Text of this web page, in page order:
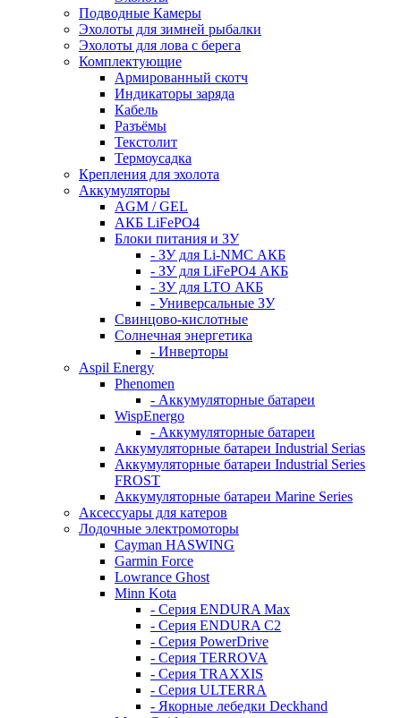
Подводные Камеры
Эхолоты для зимней рыбалки
Эхолоты для лова с берега
Комплектующие
Армированный скотч
Индикаторы заряда
Кабель
Разъёмы
Текстолит
Термоусадка
Крепления для эхолота
Аккумуляторы
AGM / GEL
АКБ LiFePO4
Блоки питания и ЗУ
- ЗУ для Li-NMC АКБ
- ЗУ для LiFePO4 АКБ
- ЗУ для LTO АКБ
- Универсальные ЗУ
Свинцово-кислотные
Солнечная энергетика
- Инверторы
Aspil Energy
Phenomen
- Аккумуляторные батареи
WispEnergo
- Аккумуляторные батареи
Аккумуляторные батареи Industrial Serias
Аккумуляторные батареи Industrial Series
FROST
Аккумуляторные батареи Marine Series
Аксессуары для катеров
Лодочные электромоторы
Cayman HASWING
Garmin Force
Lowrance Ghost
Minn Kota
- Серия ENDURA Max
- Серия ENDURA C2
- Серия PowerDrive
- Серия TERROVA
- Серия TRAXXIS
- Серия ULTERRA
- Якорные лебедки Deckhand